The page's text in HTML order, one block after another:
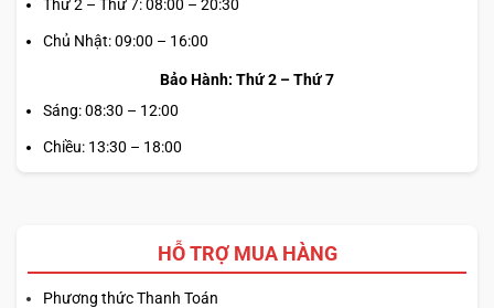
Thứ 2 – Thứ 7: 08:00 – 20:30
Chủ Nhật: 09:00 – 16:00
Bảo Hành: Thứ 2 – Thứ 7
Sáng: 08:30 – 12:00
Chiều: 13:30 – 18:00
HỖ TRỢ MUA HÀNG
Phương thức Thanh Toán